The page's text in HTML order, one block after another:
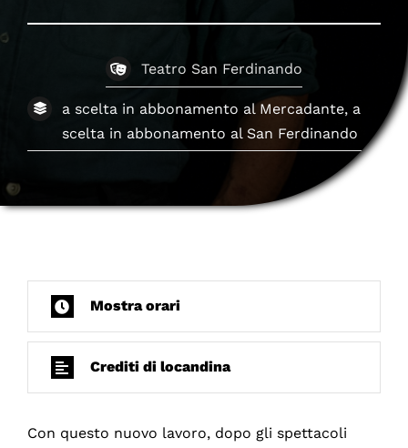
Teatro San Ferdinando
a scelta in abbonamento al Mercadante, a
scelta in abbonamento al San Ferdinando
Mostra orari
Crediti di locandina
Con questo nuovo lavoro, dopo gli spettacoli